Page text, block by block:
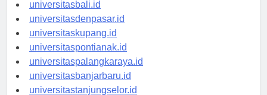
universitasbali.id
universitasdenpasar.id
universitaskupang.id
universitaspontianak.id
universitaspalangkaraya.id
universitasbanjarbaru.id